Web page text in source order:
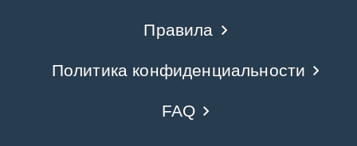
Правила
Политика конфиденциальности
FAQ